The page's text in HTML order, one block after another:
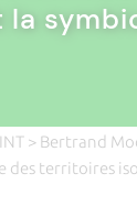
la
> Bertrand
des territoires